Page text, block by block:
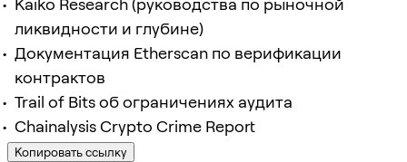
Kaiko Research (руководства по рыночной
ликвидности и глубине)
Документация Etherscan по верификации
контрактов
Trail of Bits об ограничениях аудита
Chainalysis Crypto Crime Report
Копировать ссылку